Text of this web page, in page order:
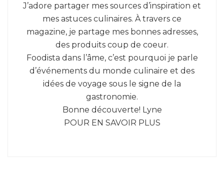
J’adore partager mes sources d’inspiration et
mes astuces culinaires. À travers ce
magazine, je partage mes bonnes adresses,
des produits coup de coeur.
Foodista dans l’âme, c’est pourquoi je parle
d’événements du monde culinaire et des
idées de voyage sous le signe de la
gastronomie.
Bonne découverte! Lyne
POUR EN SAVOIR PLUS